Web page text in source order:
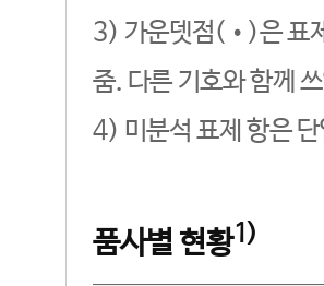
3) 가운뎃점(•)은 표
줌. 다른 기호와 함께
4) 미분석 표제 항은
품사별 현황1)